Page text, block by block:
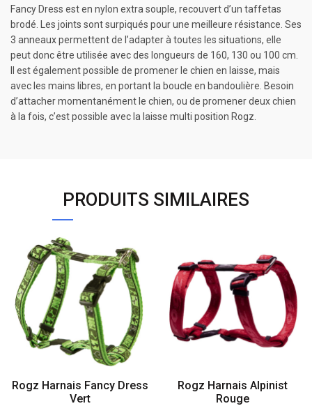
Fancy Dress est en nylon extra souple, recouvert d’un taffetas
brodé. Les joints sont surpiqués pour une meilleure résistance. Ses
3 anneaux permettent de l’adapter à toutes les situations, elle
peut donc être utilisée avec des longueurs de 160, 130 ou 100 cm.
Il est également possible de promener le chien en laisse, mais
avec les mains libres, en portant la boucle en bandoulière. Besoin
d’attacher momentanément le chien, ou de promener deux chien
à la fois, c’est possible avec la laisse multi position Rogz.
PRODUITS SIMILAIRES
Rogz Harnais Fancy Dress
Vert
Rogz Harnais Alpinist
Rouge